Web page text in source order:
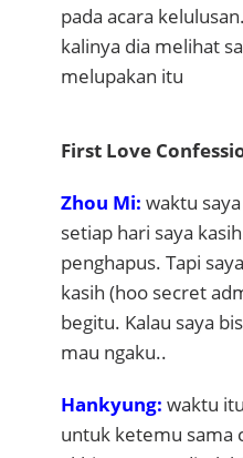
pada acara
kalinya dia melihat
melupakan itu
First Love
Zhou Mi: waktu
setiap hari saya
penghapus. Tapi
kasih (hoo secret
begitu. Kalau saya
mau ngaku..
Hankyung: waktu
untuk ketemu sama